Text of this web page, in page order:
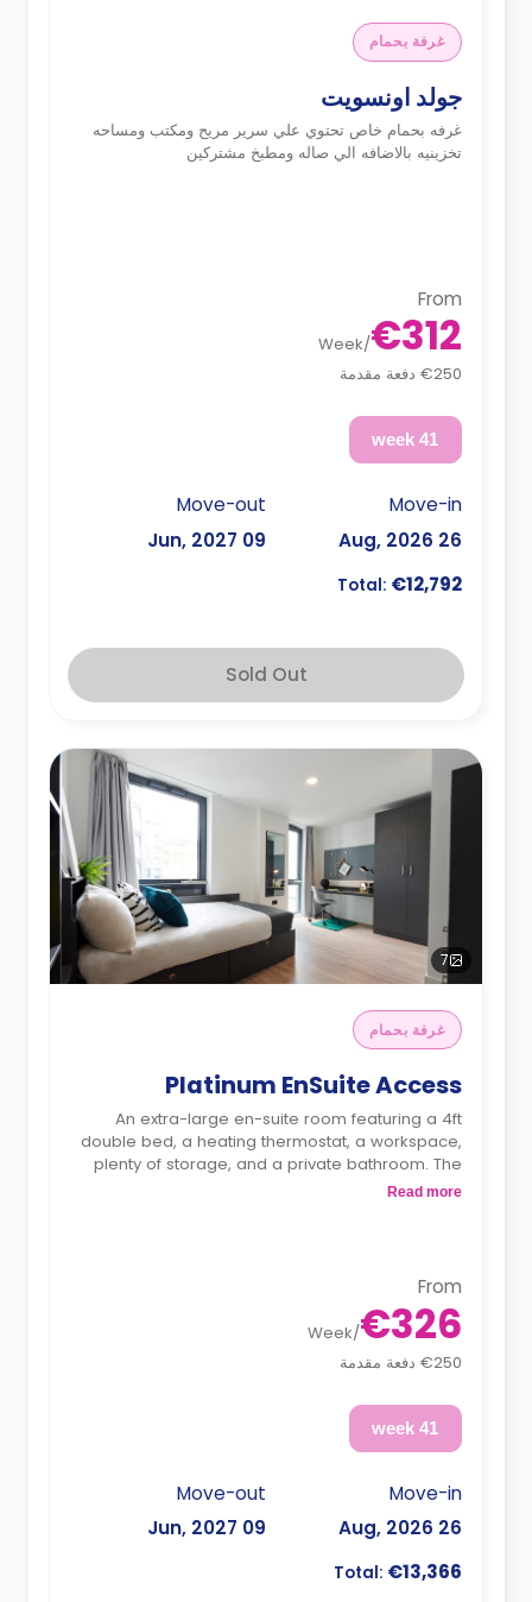
غرفة بحمام
جولد اونسويت
غرفه بحمام خاص تحتوي علي سرير مريح ومكتب ومساحه
تخزينيه بالاضافه الي صاله ومطبخ مشتركين
From
€312
/
Week
€250 دفعة مقدمة
41 week
Move-in
26 Aug, 2026
Move-out
09 Jun, 2027
Total: €12,792
Sold Out
7
غرفة بحمام
Platinum EnSuite Access
An extra-large en-suite room featuring a 4ft
double bed, a heating thermostat, a workspace,
plenty of storage, and a private bathroom. The
kitchen/living area is shared.
Read more
From
€326
/
Week
€250 دفعة مقدمة
41 week
Move-in
26 Aug, 2026
Move-out
09 Jun, 2027
Total: €13,366